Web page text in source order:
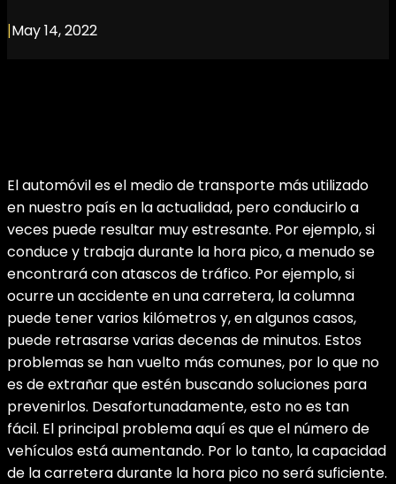
|May 14, 2022
El automóvil es el medio de transporte más utilizado
en nuestro país en la actualidad, pero conducirlo a
veces puede resultar muy estresante. Por ejemplo, si
conduce y trabaja durante la hora pico, a menudo se
encontrará con atascos de tráfico. Por ejemplo, si
ocurre un accidente en una carretera, la columna
puede tener varios kilómetros y, en algunos casos,
puede retrasarse varias decenas de minutos. Estos
problemas se han vuelto más comunes, por lo que no
es de extrañar que estén buscando soluciones para
prevenirlos. Desafortunadamente, esto no es tan
fácil. El principal problema aquí es que el número de
vehículos está aumentando. Por lo tanto, la capacidad
de la carretera durante la hora pico no será suficiente.